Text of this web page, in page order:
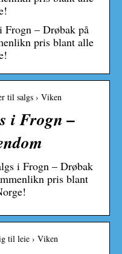
– Drøbak på
pris blant alle
til salgs › Viken
i Frogn –
i Frogn – Drøbak
pris blant
til leie › Viken